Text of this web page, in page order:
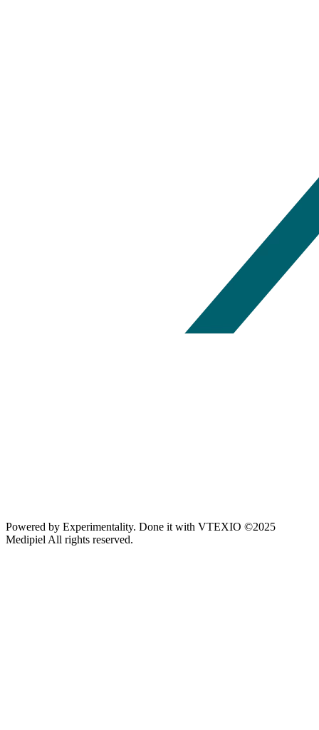
Powered by Experimentality. Done it with VTEXIO ©2025
Medipiel All rights reserved.